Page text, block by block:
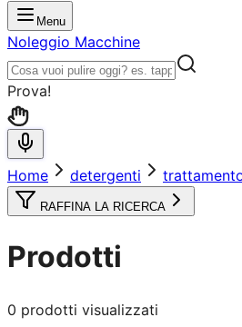
Menu
Noleggio Macchine
Prova!
Home detergenti
RAFFINA LA RICERCA
Prodotti
0 prodotti visualizzati